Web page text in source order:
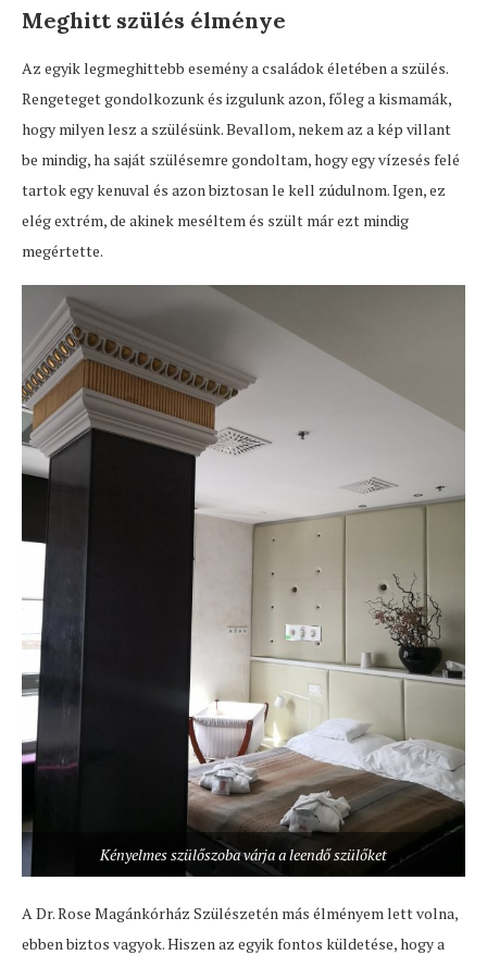
Meghitt szülés élménye
Az egyik legmeghittebb esemény a családok életében a szülés.
Rengeteget gondolkozunk és izgulunk azon, főleg a kismamák,
hogy milyen lesz a szülésünk. Bevallom, nekem az a kép villant
be mindig, ha saját szülésemre gondoltam, hogy egy vízesés felé
tartok egy kenuval és azon biztosan le kell zúdulnom. Igen, ez
elég extrém, de akinek meséltem és szült már ezt mindig
megértette.
Kényelmes szülőszoba várja a leendő szülőket
A Dr. Rose Magánkórház Szülészetén más élményem lett volna,
ebben biztos vagyok. Hiszen az egyik fontos küldetése, hogy a